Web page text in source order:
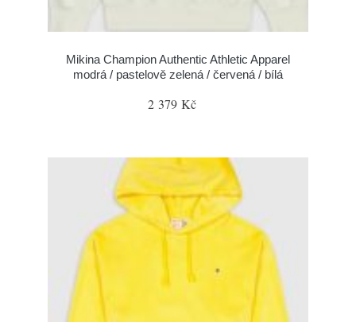
Mikina Champion Authentic Athletic Apparel
modrá / pastelově zelená / červená / bílá
2 379 Kč